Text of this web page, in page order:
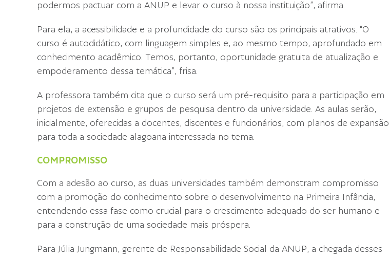
podermos pactuar com a ANUP e levar o curso à nossa instituição”, afirma.
Para ela, a acessibilidade e a profundidade do curso são os principais atrativos. “O
curso é autodidático, com linguagem simples e, ao mesmo tempo, aprofundado em
conhecimento acadêmico. Temos, portanto, oportunidade gratuita de atualização e
empoderamento dessa temática”, frisa.
A professora também cita que o curso será um pré-requisito para a participação em
projetos de extensão e grupos de pesquisa dentro da universidade. As aulas serão,
inicialmente, oferecidas a docentes, discentes e funcionários, com planos de expansão
para toda a sociedade alagoana interessada no tema.
COMPROMISSO
Com a adesão ao curso, as duas universidades também demonstram compromisso
com a promoção do conhecimento sobre o desenvolvimento na Primeira Infância,
entendendo essa fase como crucial para o crescimento adequado do ser humano e
para a construção de uma sociedade mais próspera.
Para Júlia Jungmann, gerente de Responsabilidade Social da ANUP, a chegada desses